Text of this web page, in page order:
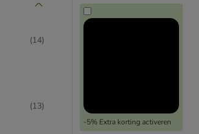
(10)
(14)
(13)
-5% Extra korting activeren